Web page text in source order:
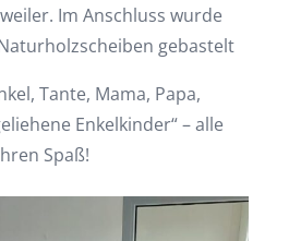
Im Anschluss wurde
gebastelt
Tante, Mama, Papa,
Enkelkinder“ – alle
Spaß!